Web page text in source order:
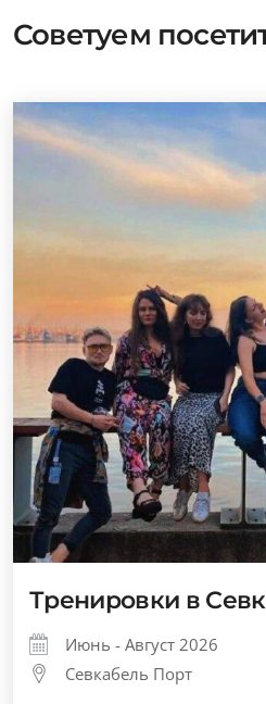
Советуем
Тренировки в
Июнь - Август 2026
Севкабель Порт